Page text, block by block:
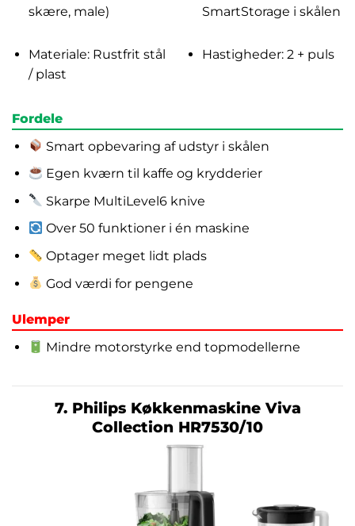
skære, male)
SmartStorage i skålen
Materiale: Rustfrit stål
/ plast
Hastigheder: 2 + puls
Fordele
Smart opbevaring af udstyr i skålen
Egen kværn til kaffe og krydderier
Skarpe MultiLevel6 knive
Over 50 funktioner i én maskine
Optager meget lidt plads
God værdi for pengene
Ulemper
Mindre motorstyrke end topmodellerne
7. Philips Køkkenmaskine Viva
Collection HR7530/10